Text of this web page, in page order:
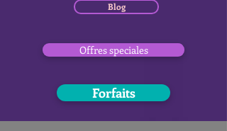
Blog
Offres speciales
Forfaits